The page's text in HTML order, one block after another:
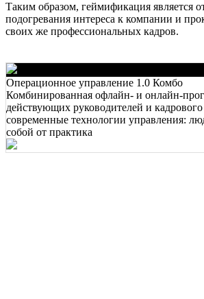
Таким образом, геймификация является
подогревания интереса к компании и
своих же профессиональных кадров.
Операционное управление 1.0 Комбо
Комбинированная офлайн- и онлайн-
действующих руководителей и кадрового
современные технологии управления:
собой от практика